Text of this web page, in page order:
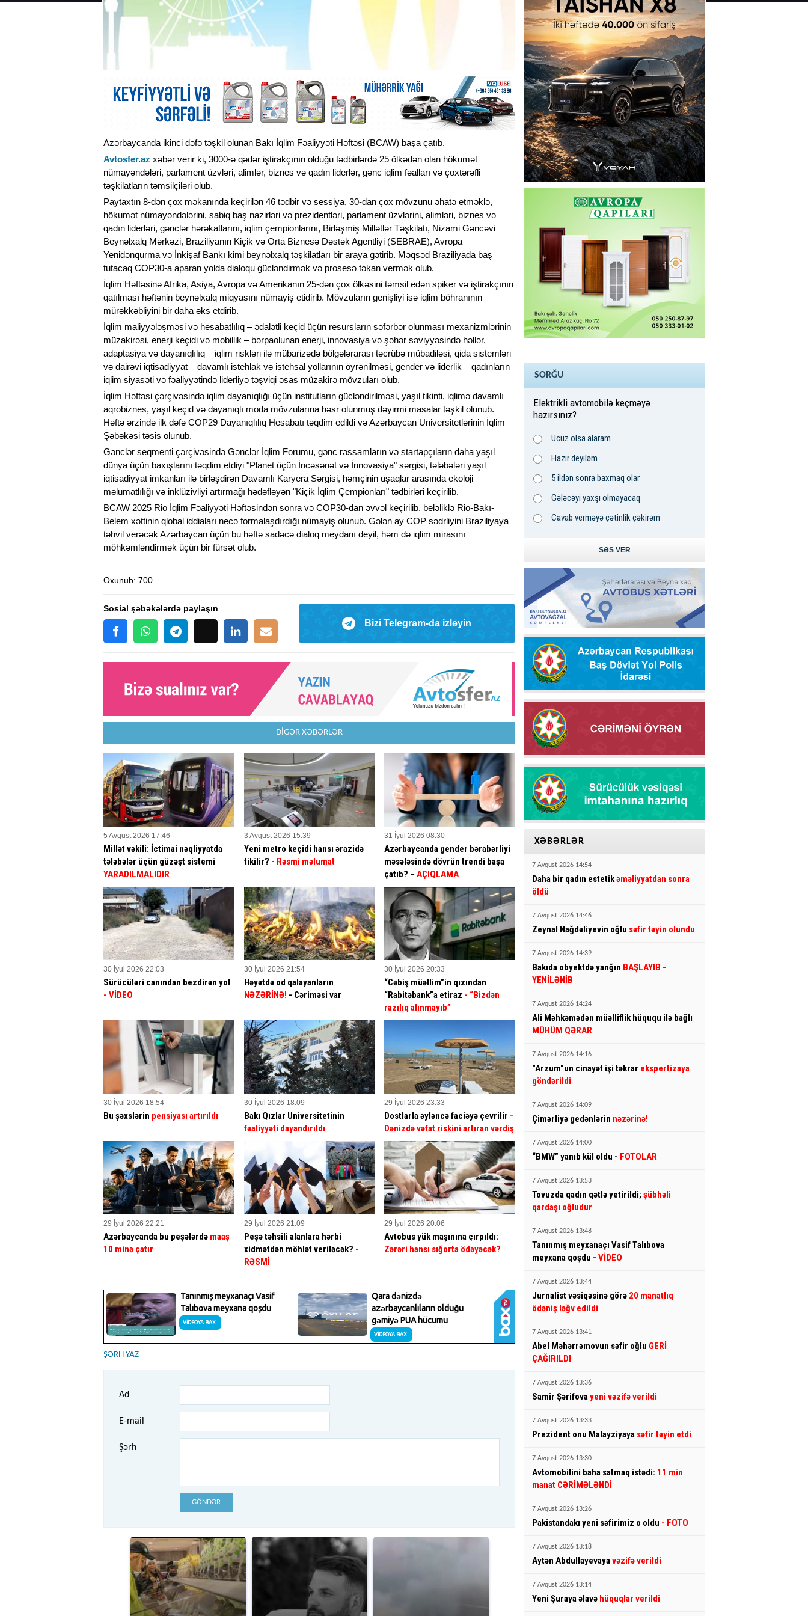
Azərbaycanda ikinci dəfə təşkil olunan Bakı İqlim Fəaliyyəti Həftəsi (BCAW) başa çatıb.
Avtosfer.az xəbər verir ki, 3000-ə qədər iştirakçının olduğu tədbirlərdə 25 ölkədən olan hökumət
nümayəndələri, parlament üzvləri, alimlər, biznes və qadın liderlər, gənc iqlim fəalları və çoxtərəfli
təşkilatların təmsilçiləri olub.
Paytaxtın 8-dən çox məkanında keçirilən 46 tədbir və sessiya, 30-dan çox mövzunu əhatə etməklə,
hökumət nümayəndələrini, sabiq baş nazirləri və prezidentləri, parlament üzvlərini, alimləri, biznes və
qadın liderləri, gənclər hərəkatlarını, iqlim çempionlarını, Birləşmiş Millətlər Təşkilatı, Nizami Gəncəvi
Beynəlxalq Mərkəzi, Braziliyanın Kiçik və Orta Biznesə Dəstək Agentliyi (SEBRAE), Avropa
Yenidənqurma və İnkişaf Bankı kimi beynəlxalq təşkilatları bir araya gətirib. Məqsəd Braziliyada baş
tutacaq COP30-a aparan yolda dialoqu gücləndirmək və prosesə təkan vermək olub.
İqlim Həftəsinə Afrika, Asiya, Avropa və Amerikanın 25-dən çox ölkəsini təmsil edən spiker və iştirakçının
qatılması həftənin beynəlxalq miqyasını nümayiş etidirib. Mövzuların genişliyi isə iqlim böhranının
mürəkkəbliyini bir daha əks etdirib.
İqlim maliyyələşməsi və hesabatlılıq – ədalətli keçid üçün resursların səfərbər olunması mexanizmlərinin
müzakirəsi, enerji keçidi və mobillik – bərpaolunan enerji, innovasiya və şəhər səviyyəsində həllər,
adaptasiya və dayanıqlılıq – iqlim riskləri ilə mübarizədə bölgələrarası təcrübə mübadiləsi, qida sistemləri
və dairəvi iqtisadiyyat – davamlı istehlak və istehsal yollarının öyrənilməsi, gender və liderlik – qadınların
iqlim siyasəti və fəaliyyətində liderliyə təşviqi əsas müzakirə mövzuları olub.
İqlim Həftəsi çərçivəsində iqlim dayanıqlığı üçün institutların gücləndirilməsi, yaşıl tikinti, iqlimə davamlı
aqrobiznes, yaşıl keçid və dayanıqlı moda mövzularına həsr olunmuş dəyirmi masalar təşkil olunub.
Həftə ərzində ilk dəfə COP29 Dayanıqlılıq Hesabatı təqdim edildi və Azərbaycan Universitetlərinin İqlim
Şəbəkəsi təsis olunub.
Gənclər seqmenti çərçivəsində Gənclər İqlim Forumu, gənc rəssamların və startapçıların daha yaşıl
dünya üçün baxışlarını təqdim etdiyi "Planet üçün İncəsənət və İnnovasiya" sərgisi, tələbələri yaşıl
iqtisadiyyat imkanları ilə birləşdirən Davamlı Karyera Sərgisi, həmçinin uşaqlar arasında ekoloji
məlumatlılığı və inklüzivliyi artırmağı hədəfləyən "Kiçik İqlim Çempionları" tədbirləri keçirilib.
BCAW 2025 Rio İqlim Fəaliyyəti Həftəsindən sonra və COP30-dan əvvəl keçirilib. beləliklə Rio-Bakı-
Belem xəttinin qlobal iddiaları necə formalaşdırdığı nümayiş olunub. Gələn ay COP sədrliyini Braziliyaya
təhvil verəcək Azərbaycan üçün bu həftə sadəcə dialoq meydanı deyil, həm də iqlim mirasını
möhkəmləndirmək üçün bir fürsət olub.
Oxunub: 700
Sosial şəbəkələrdə paylaşın
Bizi Telegram-da izləyin
DİGƏR XƏBƏRLƏR
5 Avqust 2026 17:46
Millət vəkili: İctimai nəqliyyatda
tələbələr üçün güzəşt sistemi
YARADILMALIDIR
3 Avqust 2026 15:39
Yeni metro keçidi hansı ərazidə
tikilir? - Rəsmi məlumat
31 İyul 2026 08:30
Azərbaycanda gender bərabərliyi
məsələsində dövrün trendi başa
çatıb? –AÇIQLAMA
30 İyul 2026 22:03
Sürücüləri canından bezdirən yol
- VİDEO
30 İyul 2026 21:54
Həyətdə od qalayanların
NƏZƏRİNƏ! - Cəriməsi var
30 İyul 2026 20:33
“Cəbiş müəllim”in qızından
“Rabitəbank”a etiraz - “Bizdən
razılıq alınmayıb”
30 İyul 2026 18:54
Bu şəxslərin pensiyası artırıldı
30 İyul 2026 18:09
Bakı Qızlar Universitetinin
fəaliyyəti dayandırıldı
29 İyul 2026 23:33
Dostlarla əyləncə faciəyə çevrilir -
Dənizdə vəfat riskini artıran vərdiş
29 İyul 2026 22:21
Azərbaycanda bu peşələrdə maaş
10 minə çatır
29 İyul 2026 21:09
Peşə təhsili alanlara hərbi
xidmətdən möhlət veriləcək? -
RƏSMİ
29 İyul 2026 20:06
Avtobus yük maşınına çırpıldı:
Zərəri hansı sığorta ödəyəcək?
ŞƏRH YAZ
Ad
E-mail
Şərh
GÖNDƏR
SORĞU
Elektrikli avtomobilə keçməyə
hazırsınız?
Ucuz olsa alaram
Hazır deyiləm
5 ildən sonra baxmaq olar
Gələcəyi yaxşı olmayacaq
Cavab verməyə çətinlik çəkirəm
XƏBƏRLƏR
7 Avqust 2026 14:54
Daha bir qadın estetikəməliyyatdan sonra
öldü
7 Avqust 2026 14:46
Zeynal Nağdəliyevin oğlu səfir təyin olundu
7 Avqust 2026 14:39
Bakıda obyektdə yanğın BAŞLAYIB -
YENİLƏNİB
7 Avqust 2026 14:24
Ali Məhkəmədən müəlliflik hüququ ilə bağlı
MÜHÜM QƏRAR
7 Avqust 2026 14:16
"Arzum"un cinayət işi təkrar ekspertizaya
göndərildi
7 Avqust 2026 14:09
Çimərliyə gedənlərin nəzərinə!
7 Avqust 2026 14:00
“BMW” yanıb kül oldu - FOTOLAR
7 Avqust 2026 13:53
Tovuzda qadın qətlə yetirildi; şübhəli
qardaşı oğludur
7 Avqust 2026 13:48
Tanınmış meyxanaçı Vasif Talıbova
meyxana qoşdu - VİDEO
7 Avqust 2026 13:44
Jurnalist vəsiqəsinə görə 20 manatlıq
ödəniş ləğv edildi
7 Avqust 2026 13:41
Abel Məhərrəmovun səfir oğlu GERİ
ÇAĞIRILDI
7 Avqust 2026 13:36
Samir Şərifovayeni vəzifə verildi
7 Avqust 2026 13:33
Prezident onu Malayziyaya səfir təyin etdi
7 Avqust 2026 13:30
Avtomobilini baha satmaq istədi: 11 min
manat CƏRİMƏLƏNDİ
7 Avqust 2026 13:26
Pakistandakı yeni səfirimiz o oldu - FOTO
7 Avqust 2026 13:18
Aytən Abdullayevayavəzifə verildi
7 Avqust 2026 13:14
Yeni Şuraya əlavə hüquqlar verildi